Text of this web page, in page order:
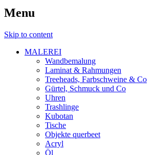
Menu
Skip to content
MALEREI
Wandbemalung
Laminat & Rahmungen
Treeheads, Farbschweine & Co
Gürtel, Schmuck und Co
Uhren
Trashlinge
Kubotan
Tische
Objekte querbeet
Acryl
Öl